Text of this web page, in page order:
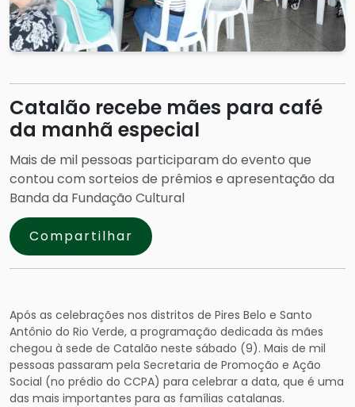
Catalão recebe mães para café
da manhã especial
Mais de mil pessoas participaram do evento que
contou com sorteios de prêmios e apresentação da
Banda da Fundação Cultural
Compartilhar
Após as celebrações nos distritos de Pires Belo e Santo
Antônio do Rio Verde, a programação dedicada às mães
chegou à sede de Catalão neste sábado (9). Mais de mil
pessoas passaram pela Secretaria de Promoção e Ação
Social (no prédio do CCPA) para celebrar a data, que é uma
das mais importantes para as famílias catalanas.